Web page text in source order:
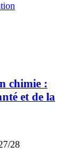
chimie :
et de la
28